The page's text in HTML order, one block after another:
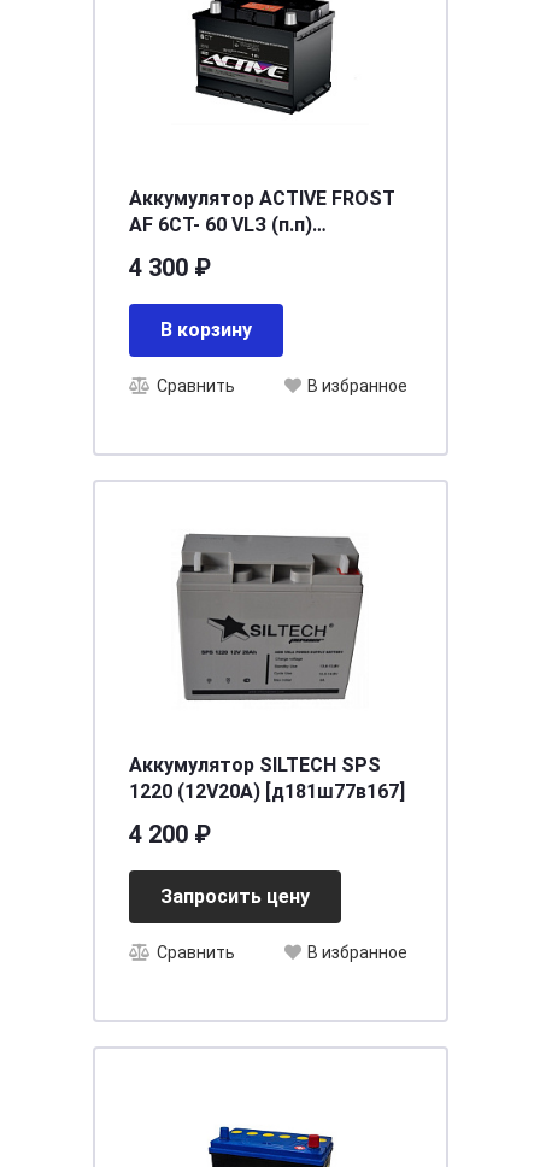
Аккумулятор ACTIVE FROST
AF 6СТ- 60 VLЗ (п.п)
4 300 ₽
В корзину
Сравнить В избранное
Аккумулятор SILTECH SPS
1220 (12V20A) [д181ш77в167]
4 200 ₽
Запросить цену
Сравнить В избранное